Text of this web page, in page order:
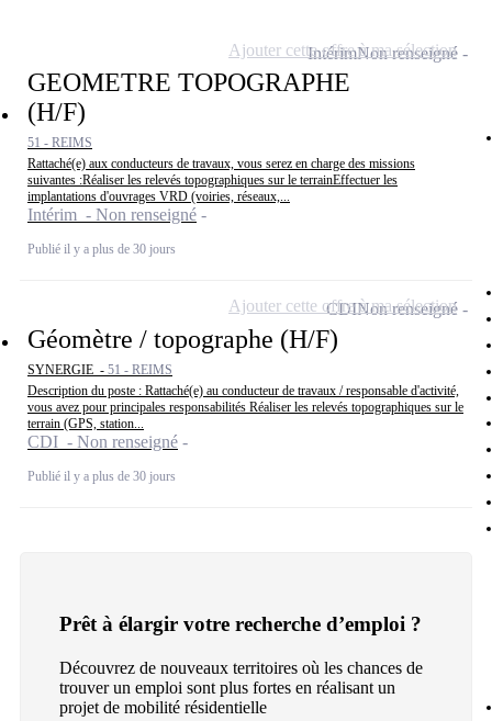
GEOMETRE TOPOGRAPHE
(H/F)
51 - REIMS
Rattaché(e) aux conducteurs de travaux, vous serez en charge des missions
suivantes :Réaliser les relevés topographiques sur le terrainEffectuer les
implantations d'ouvrages VRD (voiries, réseaux,...
Intérim - Non renseigné
Publié il y a plus de 30 jours
IntérimNon renseigné
Ajouter cette offre à ma sélection
Géomètre / topographe (H/F)
SYNERGIE - 51 - REIMS
Description du poste : Rattaché(e) au conducteur de travaux / responsable d'activité,
vous avez pour principales responsabilités Réaliser les relevés topographiques sur le
terrain (GPS, station...
CDI - Non renseigné
Publié il y a plus de 30 jours
CDINon renseigné
Ajouter cette offre à ma sélection
Prêt à élargir votre recherche d’emploi ?
Découvrez de nouveaux territoires où les chances de
trouver un emploi sont plus fortes en réalisant un
projet de mobilité résidentielle